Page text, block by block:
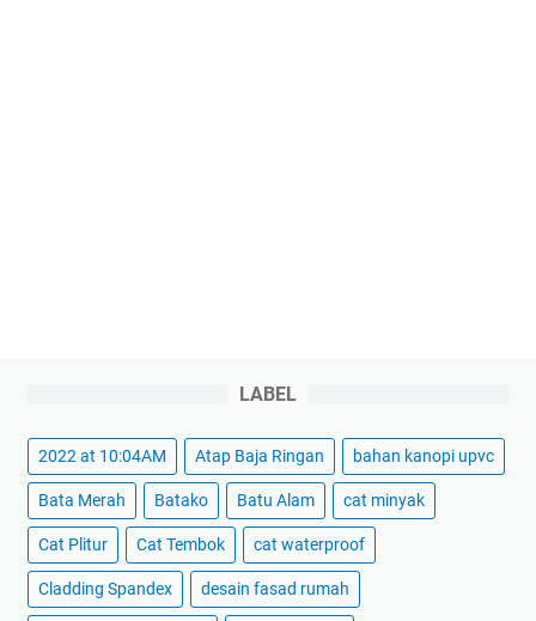
LABEL
2022 at 10:04AM Atap Baja Ringan bahan kanopi upvc
Bata Merah Batako Batu Alam cat minyak
Cat Plitur Cat Tembok cat waterproof
Cladding Spandex desain fasad rumah